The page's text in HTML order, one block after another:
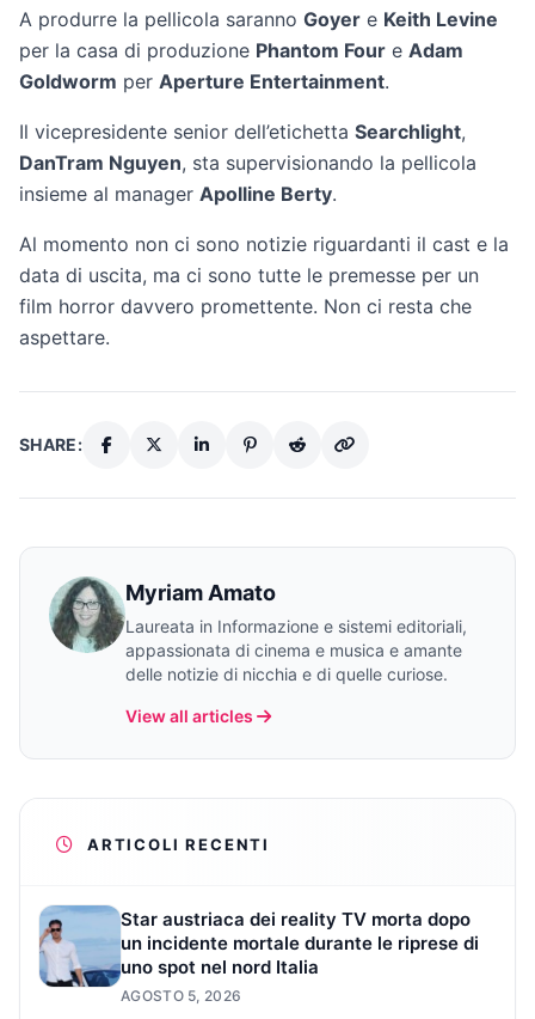
A produrre la pellicola saranno Goyer e Keith Levine
per la casa di produzione Phantom Four e Adam
Goldworm per Aperture Entertainment.
Il vicepresidente senior dell’etichetta Searchlight,
DanTram Nguyen, sta supervisionando la pellicola
insieme al manager Apolline Berty.
Al momento non ci sono notizie riguardanti il cast e la
data di uscita, ma ci sono tutte le premesse per un
film horror davvero promettente. Non ci resta che
aspettare.
SHARE:
Myriam Amato
Laureata in Informazione e sistemi editoriali,
appassionata di cinema e musica e amante
delle notizie di nicchia e di quelle curiose.
View all articles
ARTICOLI RECENTI
Star austriaca dei reality TV morta dopo
un incidente mortale durante le riprese di
uno spot nel nord Italia
AGOSTO 5, 2026